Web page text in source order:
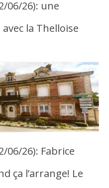
06/26): une
la Thelloise
06/26): Fabrice
ça l’arrange! Le